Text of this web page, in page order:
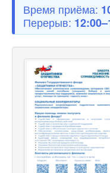
Время приёма:
Перерыв: